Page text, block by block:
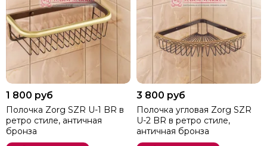
1 800 руб
Полочка Zorg SZR U-1 BR в
ретро стиле, античная
бронза
3 800 руб
Полочка угловая Zorg SZR
U-2 BR в ретро стиле,
античная бронза